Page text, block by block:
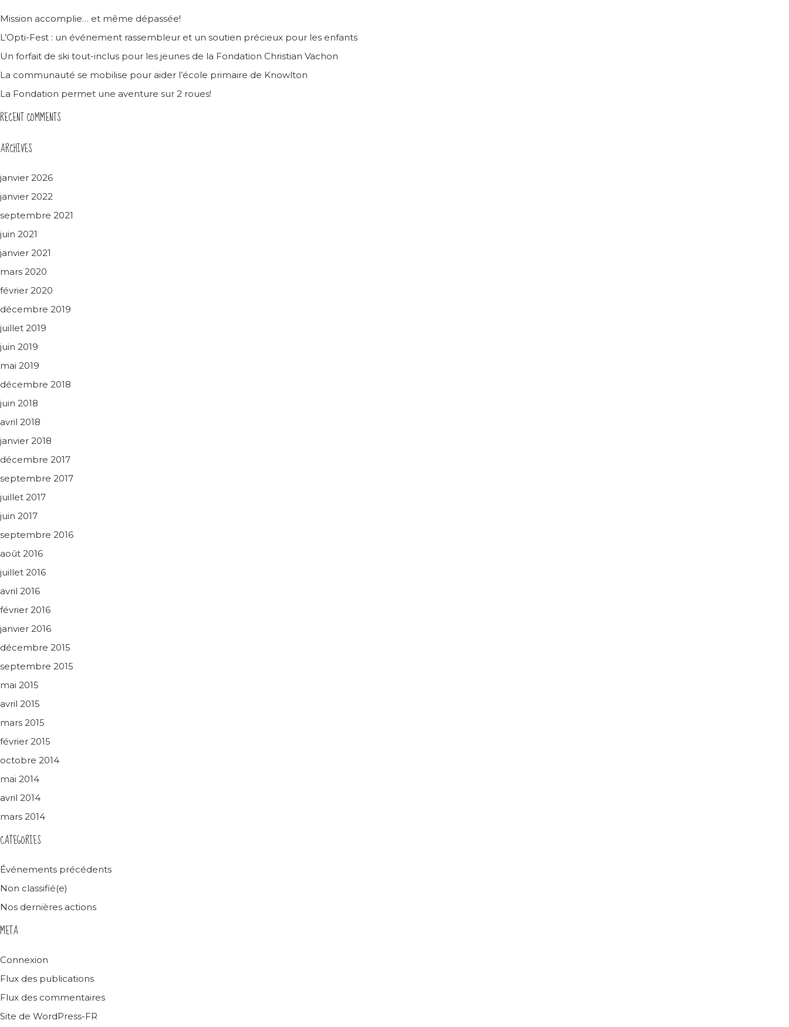
Mission accomplie… et même dépassée!
L’Opti-Fest : un événement rassembleur et un soutien précieux pour les enfants
Un forfait de ski tout-inclus pour les jeunes de la Fondation Christian Vachon
La communauté se mobilise pour aider l’école primaire de Knowlton
La Fondation permet une aventure sur 2 roues!
RECENT COMMENTS
ARCHIVES
janvier 2026
janvier 2022
septembre 2021
juin 2021
janvier 2021
mars 2020
février 2020
décembre 2019
juillet 2019
juin 2019
mai 2019
décembre 2018
juin 2018
avril 2018
janvier 2018
décembre 2017
septembre 2017
juillet 2017
juin 2017
septembre 2016
août 2016
juillet 2016
avril 2016
février 2016
janvier 2016
décembre 2015
septembre 2015
mai 2015
avril 2015
mars 2015
février 2015
octobre 2014
mai 2014
avril 2014
mars 2014
CATEGORIES
Événements précédents
Non classifié(e)
Nos dernières actions
META
Connexion
Flux des publications
Flux des commentaires
Site de WordPress-FR